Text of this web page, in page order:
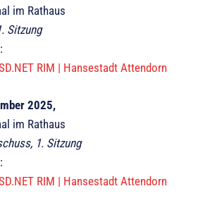
im Rathaus
Sitzung
RIM | Hansestadt Attendorn
2025,
im Rathaus
1. Sitzung
RIM | Hansestadt Attendorn